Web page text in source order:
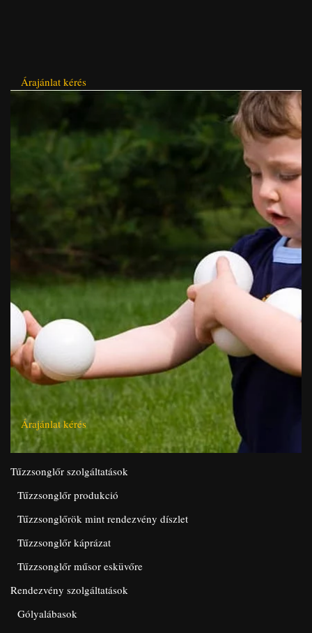
Árajánlat kérés
Árajánlat kérés
Tűzzsonglőr szolgáltatások
Tűzzsonglőr produkció
Tűzzsonglőrök mint rendezvény díszlet
Tűzzsonglőr káprázat
Tűzzsonglőr műsor esküvőre
Rendezvény szolgáltatások
Gólyalábasok